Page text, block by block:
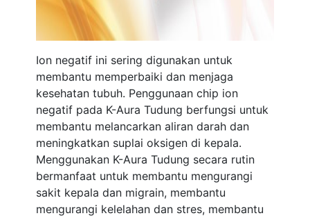
Ion negatif ini sering digunakan untuk
membantu memperbaiki dan menjaga
kesehatan tubuh. Penggunaan chip ion
negatif pada K-Aura Tudung berfungsi untuk
membantu melancarkan aliran darah dan
meningkatkan suplai oksigen di kepala.
Menggunakan K-Aura Tudung secara rutin
bermanfaat untuk membantu mengurangi
sakit kepala dan migrain, membantu
mengurangi kelelahan dan stres, membantu